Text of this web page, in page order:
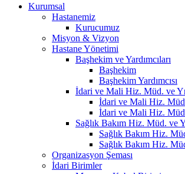
Kurumsal
Hastanemiz
Kurucumuz
Misyon & Vizyon
Hastane Yönetimi
Başhekim ve Yardımcıları
Başhekim
Başhekim Yardımcısı
İdari ve Mali Hiz. Müd. ve
İdari ve Mali Hiz.
İdari ve Mali Hiz.
Sağlık Bakım Hiz. Müd. ve
Sağlık Bakım Hiz.
Sağlık Bakım Hiz.
Organizasyon Şeması
İdari Birimler